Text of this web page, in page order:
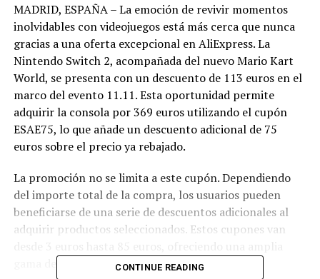
MADRID, ESPAÑA – La emoción de revivir momentos
inolvidables con videojuegos está más cerca que nunca
gracias a una oferta excepcional en AliExpress. La
Nintendo Switch 2, acompañada del nuevo Mario Kart
World, se presenta con un descuento de 113 euros en el
marco del evento 11.11. Esta oportunidad permite
adquirir la consola por 369 euros utilizando el cupón
ESAE75, lo que añade un descuento adicional de 75
euros sobre el precio ya rebajado.
La promoción no se limita a este cupón. Dependiendo
del importe total de la compra, los usuarios pueden
beneficiarse de una serie de descuentos adicionales al
adquirir productos seleccionados. Estos cupones van
gama de posibilidades para los compradores.
CONTINUE READING